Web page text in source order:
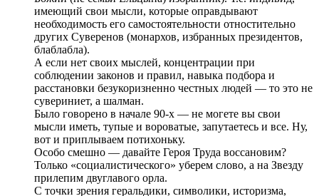
имеющий свои мысли, которые оправдывают
необходимость его самостоятельности отностительно
других Суверенов (монархов, избранных президентов,
блаблабла).
А если нет своих мыслей, концентрации при
соблюдении законов и правил, навыка подбора и
расстановки безукоризненно честных людей — то это не
сувериниет, а шалман.
Было говорено в начале 90-х — не могете вы свои
мысли иметь, тупые и вороватые, запутаетесь и все. Ну,
вот и приплываем потихоньку.
Особо смешно — давайте Героя Труда воссановим?
Только «социалистического» уберем слово, а на Звезду
прилепим двуглавого орла.
С точки зрения геральдики, символики, историзма,